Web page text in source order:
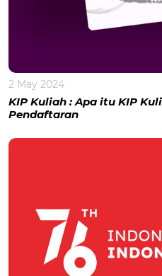
2 May 2024
KIP Kuliah : Apa itu KIP
Pendaftaran